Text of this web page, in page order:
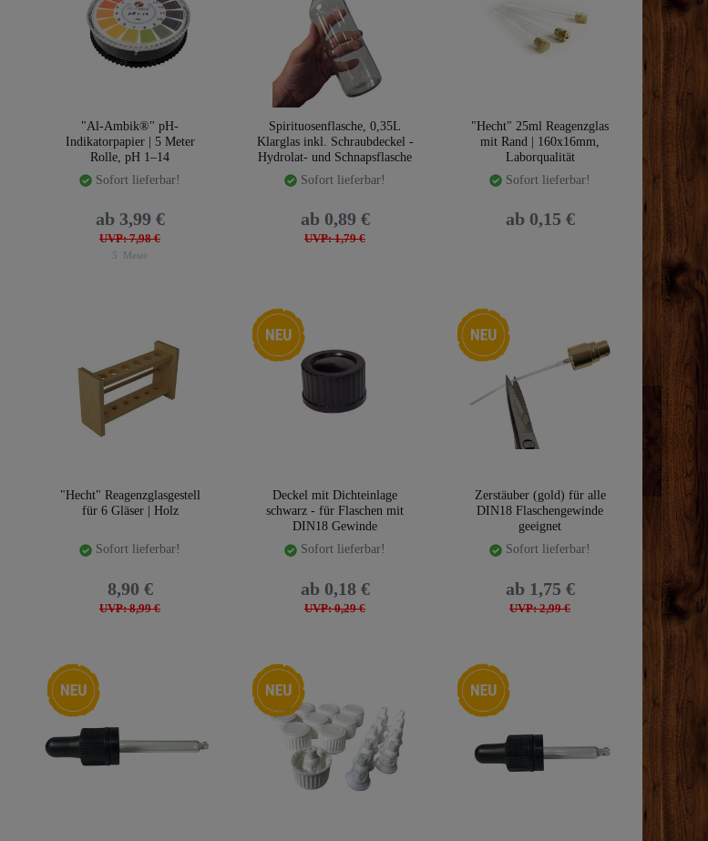
"Al-Ambik®" pH-
Indikatorpapier | 5 Meter
Rolle, pH 1–14
Sofort lieferbar!
UVP: 7,98 €
ab 3,99 €
5 Meter
Spirituosenflasche, 0,35L
Klarglas inkl. Schraubdeckel -
Hydrolat- und Schnapsflasche
Sofort lieferbar!
UVP: 1,79 €
ab 0,89 €
"Hecht" 25ml Reagenzglas
mit Rand | 160x16mm,
Laborqualität
Sofort lieferbar!
ab 0,15 €
"Hecht" Reagenzglasgestell
für 6 Gläser | Holz
Sofort lieferbar!
UVP: 8,99 €
8,90 €
Neuheit
Deckel mit Dichteinlage
schwarz - für Flaschen mit
DIN18 Gewinde
Sofort lieferbar!
UVP: 0,29 €
ab 0,18 €
Neuheit
Zerstäuber (gold) für alle
DIN18 Flaschengewinde
geeignet
Sofort lieferbar!
UVP: 2,99 €
ab 1,75 €
Neuheit Neuheit Neuheit